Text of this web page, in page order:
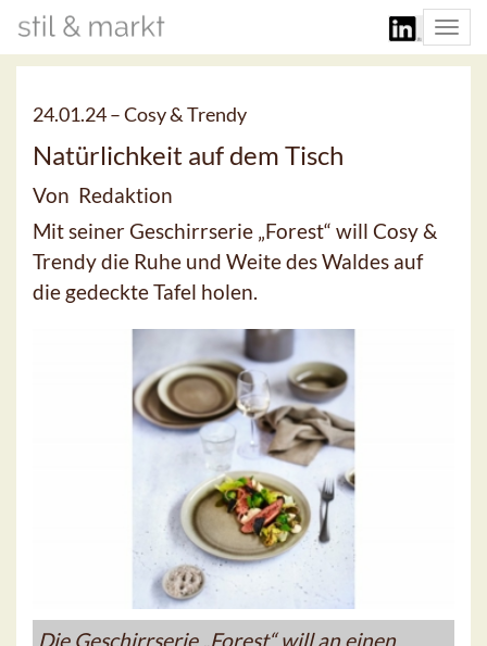
24.01.24 –Cosy & Trendy
Natürlichkeit auf dem Tisch
Von Redaktion
Mit seiner Geschirrserie „Forest“ will Cosy &
Trendy die Ruhe und Weite des Waldes auf
die gedeckte Tafel holen.
Die Geschirrserie „Forest“ will an einen